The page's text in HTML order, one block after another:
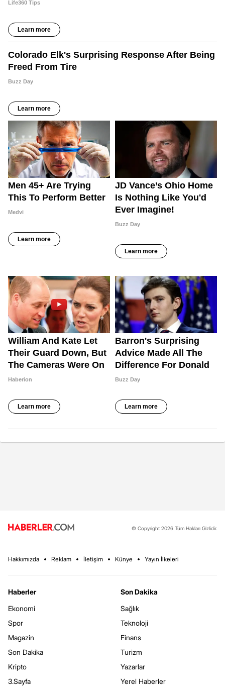
© Copyright 2026 Tüm Hakları Gizlidir.
Hakkımızda Reklam İletişim Künye Yayın İlkeleri
Haberler
Ekonomi
Spor
Magazin
Son Dakika
Kripto
3.Sayfa
Son Dakika
Sağlık
Teknoloji
Finans
Turizm
Yazarlar
Yerel Haberler